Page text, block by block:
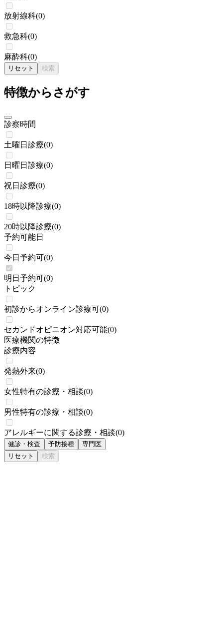
放射線科(0)
救急科(0)
麻酔科(0)
リセット 検索
特徴からさがす
診察時間
土曜日診療(0)
日曜日診療(0)
祝日診療(0)
18時以降診療(0)
20時以降診療(0)
予約可能日
今日予約可(0)
明日予約可(0)
トピック
初診からオンライン診療可(0)
セカンドオピニオン対応可能(0)
医療機関の特徴
診療内容
発熱外来(0)
女性特有の診療・相談(0)
男性特有の診療・相談(0)
アレルギーに関する診療・相談(0)
健診・検査 予防接種
専門医
リセット
検索